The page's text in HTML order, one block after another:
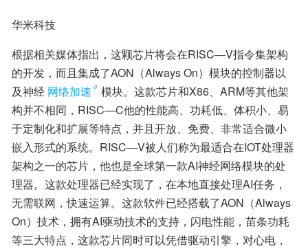
华米科技
根据相关媒体指出，这颗芯片将会在RISC—V指令集架构
的开发，而且集成了AON（Always On）模块的控制器以
及神经 网络加速
模块。这款芯片和X86、ARM等其他架
构并不相同，RISC—C他的性能高、功耗低、体积小、易
于定制化和扩展等特点，并且开放、免费、非常适合微小
嵌入形式的系统。RISC—V被人们称为最适合在IOT处理器
架构之一的芯片，他也是全球第一款AI神经网络模块的处
理器。这款处理器已经实现了，在本地直接处理AI任务，
无需联网，快速运算。这款软件已经搭载了AON（Always
On）技术，拥有AI驱动技术的支持，闪电性能，苗条功耗
等三大特点，这款芯片同时可以凭借驱动引擎，对心电，